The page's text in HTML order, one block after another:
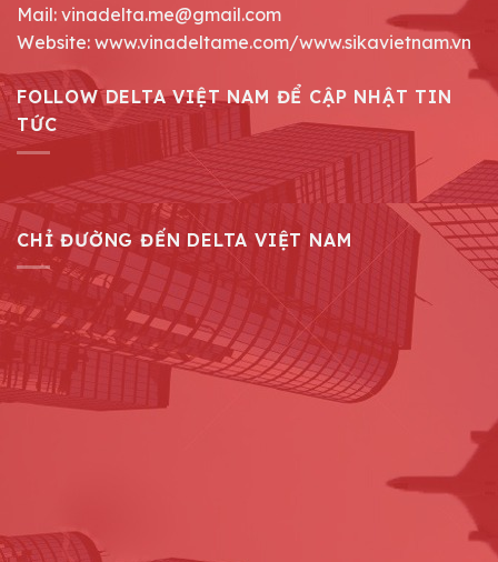
Mail: vinadelta.me@gmail.com
Website: www.vinadeltame.com/www.sikavietnam.vn
FOLLOW DELTA VIỆT NAM ĐỂ CẬP NHẬT TIN
TỨC
CHỈ ĐƯỜNG ĐẾN DELTA VIỆT NAM